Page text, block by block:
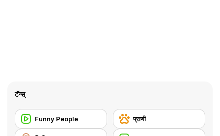
टॅग्स्
Funny People प्राणी